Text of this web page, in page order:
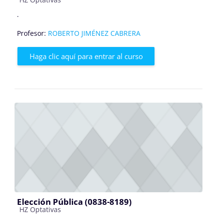
.
Profesor: ROBERTO JIMÉNEZ CABRERA
Haga clic aquí para entrar al curso
Elección Pública (0838-8189)
Categoría de cursos
HZ Optativas